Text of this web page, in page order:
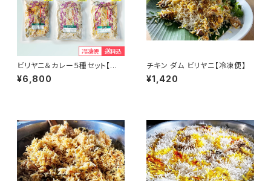
ビリヤニ＆カレー５種セット【冷
凍便・送料込】
¥6,800
チキン ダム ビリヤニ【冷凍便】
¥1,420